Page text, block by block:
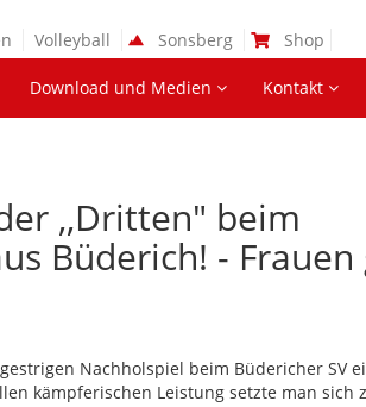
Volleyball Sonsberg Shop
Download und Medien Kontakt
,,Dritten" beim
Büderich! -
Nachholspiel beim Büdericher SV
kämpferischen Leistung setzte man sich